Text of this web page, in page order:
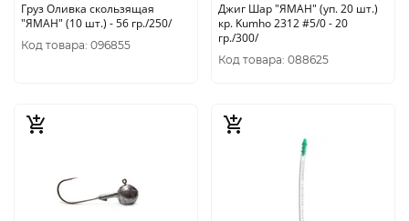
Груз Оливка скользящая
"ЯМАН" (10 шт.) - 56 гр./250/
Код товара: 096855
Джиг Шар "ЯМАН" (уп. 20 шт.)
кр. Kumho 2312 #5/0 - 20
гр./300/
Код товара: 088625